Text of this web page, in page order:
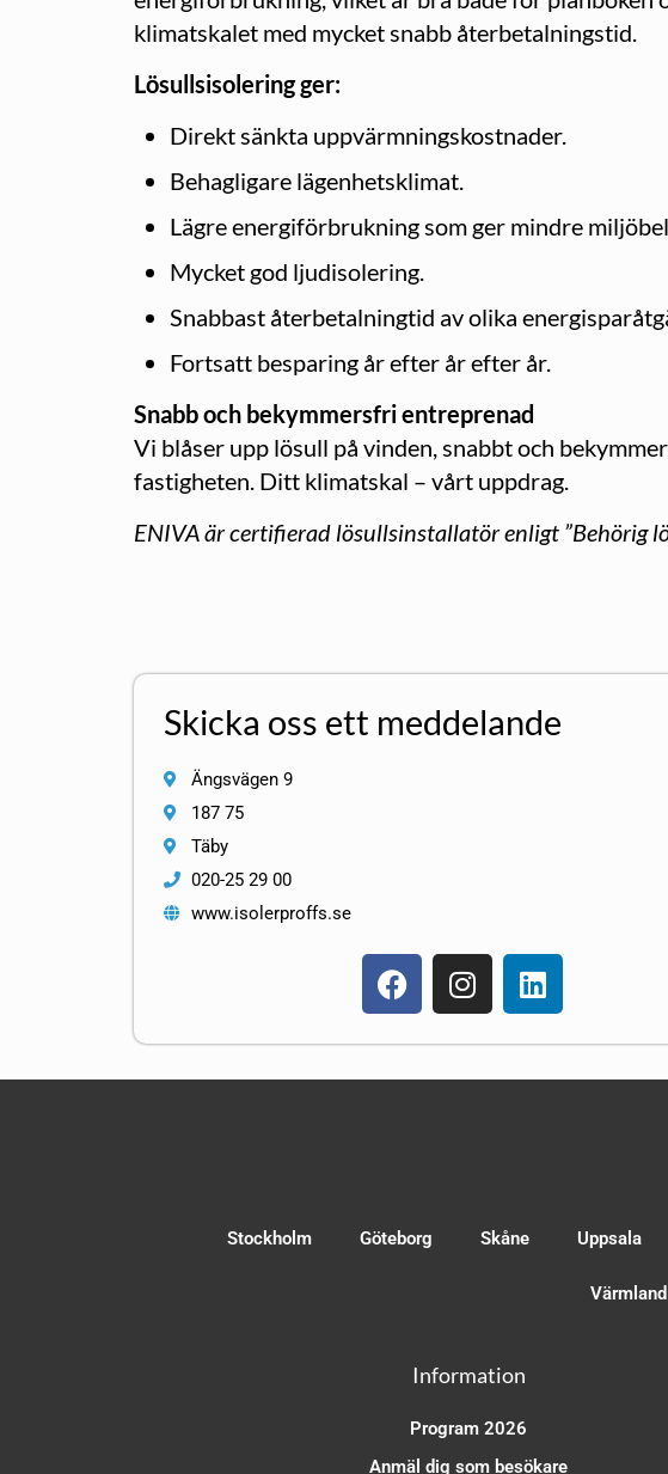
klimat­skalet med mycket snabb återbetalningstid.
Lösullsisolering ger:
Direkt sänkta uppvärmningskostnader.
Behagligare lägenhetsklimat.
Lägre energiförbrukning som ger mindre
Mycket god ljudisolering.
Snabbast återbetalningtid av olika
Fortsatt besparing år efter år efter år.
Snabb och bekymmersfri entreprenad
Vi blåser upp lösull på vinden, snabbt och
fastigheten. Ditt klimatskal – vårt uppdrag.
ENIVA är certifierad lösullsinstallatör enligt ”Behörig
Skicka oss ett meddelande
Ängsvägen 9
187 75
Täby
020-25 29 00
www.isolerproffs.se
Stockholm Göteborg Skåne Uppsala
Värmland
Information
Program 2026
Anmäl dig som besökare